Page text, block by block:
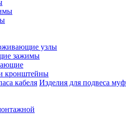
узлы
зажимы
кронштейны
Изделия для подвеса